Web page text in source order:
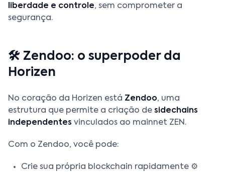
liberdade e controle, sem comprometer a
segurança.
🛠️ Zendoo: o superpoder da
Horizen
No coração da Horizen está Zendoo, uma
estrutura que permite a criação de sidechains
independentes vinculados ao mainnet ZEN.
Com o Zendoo, você pode:
Crie sua própria blockchain rapidamente ⚙️